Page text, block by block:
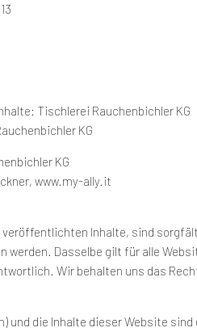
Tischlerei Rauchenbichler KG
KG
KG
www.my-ally.it
Inhalte, sind
werden. Dasselbe gilt für alle
Wir behalten uns das
und die Inhalte dieser Website